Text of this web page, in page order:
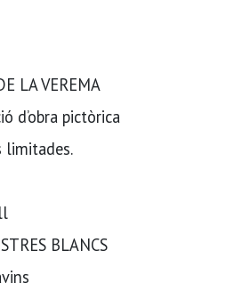
LA VEREMA
d’obra pictòrica
limitades.
BLANCS